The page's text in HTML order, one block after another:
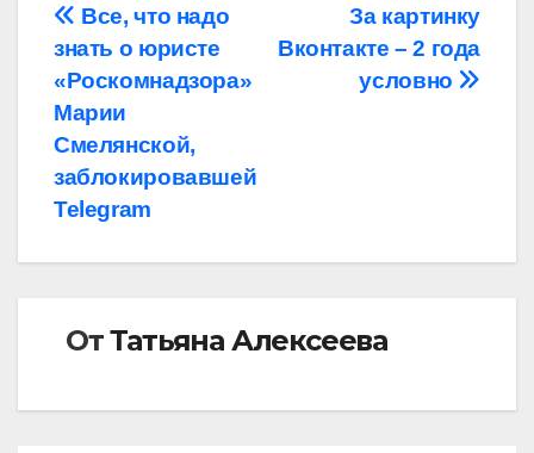
Навигация
по
записям
За картинку
Вконтакте – 2 года
условно
Все, что надо
знать о юристе
«Роскомнадзора»
Марии
Смелянской,
заблокировавшей
Telegram
ОтТатьяна Алексеева